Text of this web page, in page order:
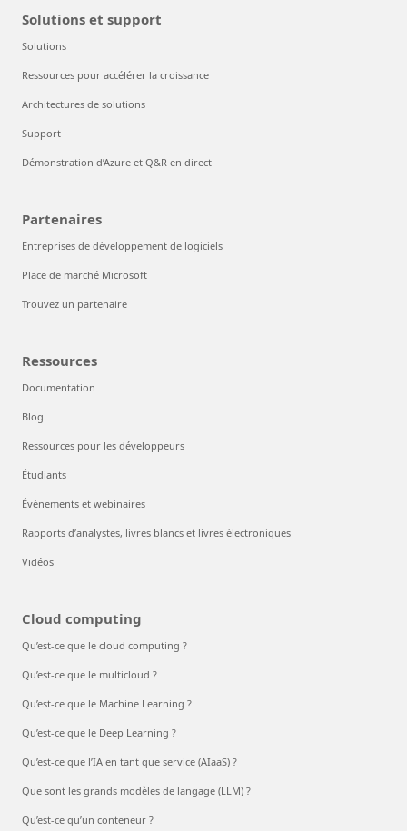
Solutions et support
Solutions
Ressources pour accélérer la croissance
Architectures de solutions
Support
Démonstration d’Azure et Q&R en direct
Partenaires
Entreprises de développement de logiciels
Place de marché Microsoft
Trouvez un partenaire
Ressources
Documentation
Blog
Ressources pour les développeurs
Étudiants
Événements et webinaires
Rapports d’analystes, livres blancs et livres électroniques
Vidéos
Cloud computing
Qu’est-ce que le cloud computing ?
Qu’est-ce que le multicloud ?
Qu’est-ce que le Machine Learning ?
Qu’est-ce que le Deep Learning ?
Qu’est-ce que l’IA en tant que service (AIaaS) ?
Que sont les grands modèles de langage (LLM) ?
Qu’est-ce qu’un conteneur ?